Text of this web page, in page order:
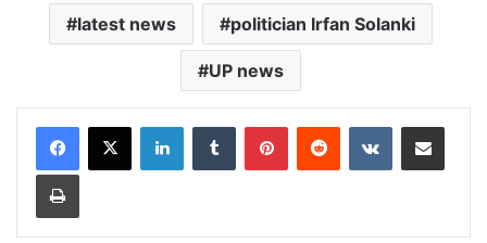
latest news politician Irfan Solanki
UP news
LinkedInTumblr PinterestReddit VKontakteShare via Email
Print